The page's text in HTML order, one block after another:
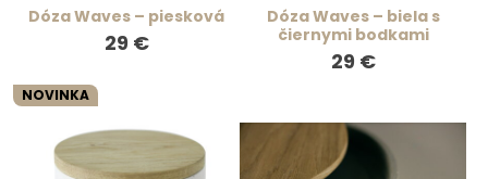
Dóza Waves – piesková
29 €
Dóza Waves – biela s
čiernymi bodkami
29 €
NOVINKA